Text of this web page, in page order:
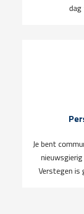
Je bent
Verstegen